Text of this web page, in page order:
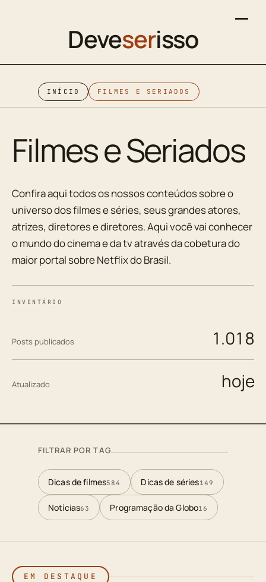
Deveserisso
INÍCIO FILMES E SERIADOS
Filmes e Seriados
Confira aqui todos os nossos conteúdos sobre o
universo dos filmes e séries, seus grandes atores,
atrizes, diretores e diretores. Aqui você vai conhecer
o mundo do cinema e da tv através da cobetura do
maior portal sobre Netflix do Brasil.
INVENTÁRIO
Posts publicados 1.018
Atualizado hoje
FILTRAR POR TAG
Dicas de filmes584 Dicas de séries149
Notícias63 Programação da Globo16
EM DESTAQUE